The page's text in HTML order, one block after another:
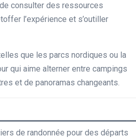
consulter des ressources
l’expérience et s’outiller
que les parcs nordiques ou la
qui aime alterner entre campings
et de panoramas changeants.
de randonnée pour des départs